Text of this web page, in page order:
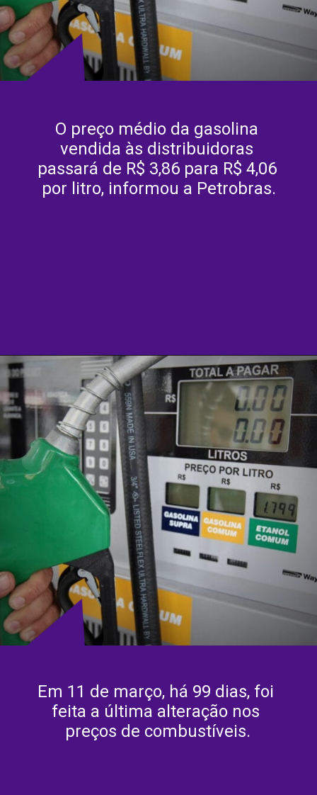
O preço médio da gasolina
vendida às distribuidoras
passará de R$ 3,86 para R$ 4,06
por litro, informou a Petrobras.
Em 11 de março, há 99 dias, foi
feita a última alteração nos
preços de combustíveis.